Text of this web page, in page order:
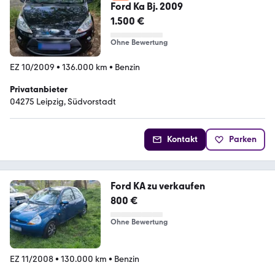
Ford Ka Bj. 2009
1.500 €
Ohne Bewertung
EZ 10/2009 • 136.000 km • Benzin
Privatanbieter
04275 Leipzig, Südvorstadt
Kontakt Parken
Ford KA zu verkaufen
800 €
Ohne Bewertung
EZ 11/2008• 130.000 km • Benzin